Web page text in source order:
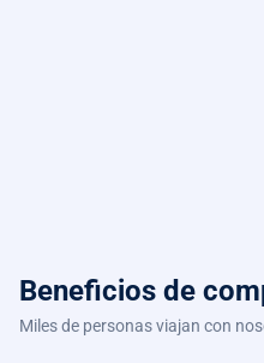
Beneficios de
Miles de personas viajan con